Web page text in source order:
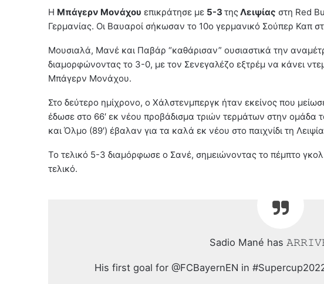
Η Μπάγερν Μονάχου επικράτησε με 5-3 τηςΛειψίας στη Red
Γερμανίας. Οι Βαυαροί σήκωσαν το 10ο γερμανικό Σούπερ Καπ
Μουσιαλά, Μανέ και Παβάρ “καθάρισαν” ουσιαστικά την
διαμορφώνοντας το 3-0, με τον Σενεγαλέζο εξτρέμ να κάνει
Μπάγερν Μονάχου.
Στο δεύτερο ημίχρονο, ο Χάλστενμπεργκ ήταν εκείνος που
έδωσε στο 66′ εκ νέου προβάδισμα τριών τερμάτων στην ομάδα
και Όλμο (89′) έβαλαν για τα καλά εκ νέου στο παιχνίδι τη
Το τελικό 5-3 διαμόρφωσε ο Σανέ, σημειώνοντας το πέμπτο
τελικό.
Sadio Mané has
His first goal for @FCBayernEN in